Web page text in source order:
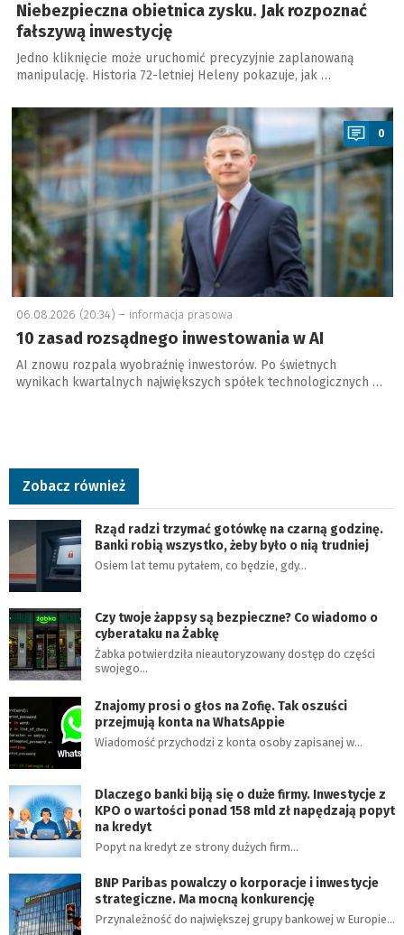
Niebezpieczna obietnica zysku. Jak rozpoznać
fałszywą inwestycję
Jedno kliknięcie może uruchomić precyzyjnie zaplanowaną
manipulację. Historia 72-letniej Heleny pokazuje, jak …
a
0
06.08.2026 (20:34) – informacja prasowa
10 zasad rozsądnego inwestowania w AI
AI znowu rozpala wyobraźnię inwestorów. Po świetnych
wynikach kwartalnych największych spółek technologicznych …
Zobacz również
Rząd radzi trzymać gotówkę na czarną godzinę.
Banki robią wszystko, żeby było o nią trudniej
Osiem lat temu pytałem, co będzie, gdy…
Czy twoje żappsy są bezpieczne? Co wiadomo o
cyberataku na Żabkę
Żabka potwierdziła nieautoryzowany dostęp do części
swojego…
Znajomy prosi o głos na Zofię. Tak oszuści
przejmują konta na WhatsAppie
Wiadomość przychodzi z konta osoby zapisanej w…
Dlaczego banki biją się o duże firmy. Inwestycje z
KPO o wartości ponad 158 mld zł napędzają popyt
na kredyt
Popyt na kredyt ze strony dużych firm…
BNP Paribas powalczy o korporacje i inwestycje
strategiczne. Ma mocną konkurencję
Przynależność do największej grupy bankowej w Europie…